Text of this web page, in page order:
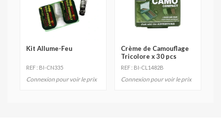
Kit Allume-Feu
REF : BI-CN335
Connexion pour voir le prix
Crème de Camouflage
Tricolore x 30 pcs
REF : BI-CL1482B
Connexion pour voir le prix